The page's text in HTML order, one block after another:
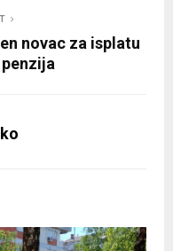
novac za isplatu